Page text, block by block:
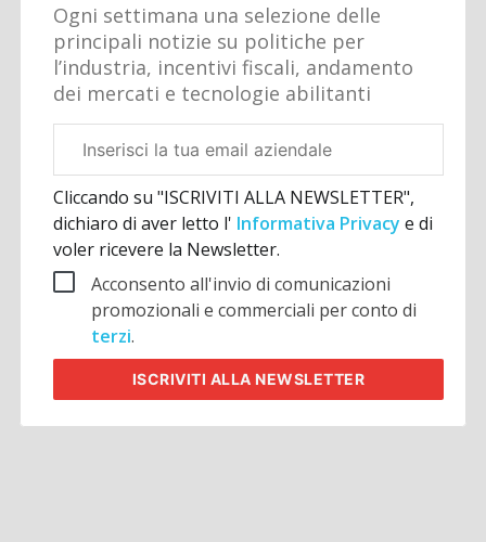
Ogni settimana una selezione delle
principali notizie su politiche per
l’industria, incentivi fiscali, andamento
dei mercati e tecnologie abilitanti
aziendale
Cliccando su "ISCRIVITI ALLA NEWSLETTER",
dichiaro di aver letto l' Informativa Privacye di
voler ricevere la Newsletter.
Acconsento all'invio di comunicazioni
promozionali e commerciali per conto di
terzi.
ISCRIVITI ALLA NEWSLETTER